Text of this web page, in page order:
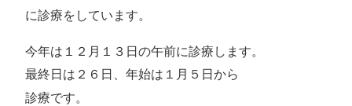
に診療をしています。
今年は１２月１３日の午前に診療します。
最終日は２６ 日、年始は１月５日から
診療です。